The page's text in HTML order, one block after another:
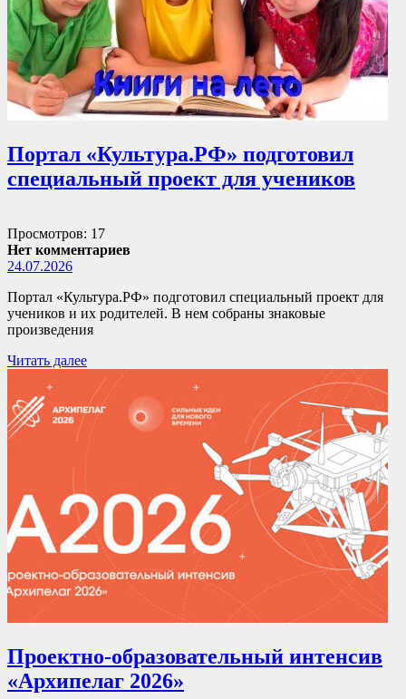
Портал «Культура.РФ» подготовил
специальный проект для учеников
Просмотров: 17
Нет комментариев
24.07.2026
Портал «Культура.РФ» подготовил специальный проект для
учеников и их родителей. В нем собраны знаковые
произведения
Читать далее
Проектно-образовательный интенсив
«Архипелаг 2026»